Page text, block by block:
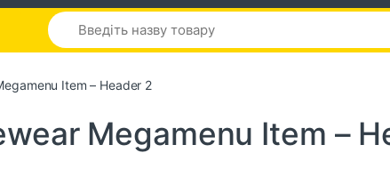
Item – Header 2
Megamenu Item –